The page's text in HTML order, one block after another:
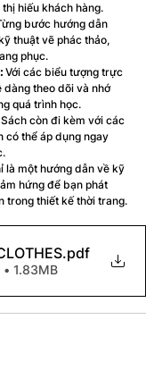
hiếu khách hàng.
bước hướng dẫn
thuật vẽ phác thảo,
phục.
Với các biểu tượng trực
dàng theo dõi và nhớ
quá trình học.
Sách còn đi kèm với các
có thể áp dụng ngay
là một hướng dẫn về kỹ
hứng để bạn phát
trong thiết kế thời trang.
.pdf
1.83MB